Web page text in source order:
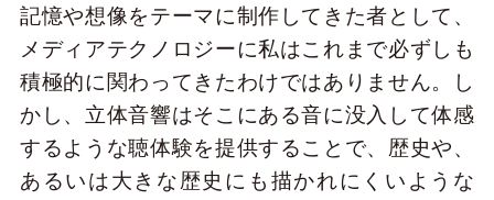
記憶や想像をテーマに制作してきた者として、
メディアテクノロジーに私はこれまで必ずしも
積極的に関わってきたわけではありません。し
かし、立体音響はそこにある音に没入して体感
するような聴体験を提供することで、歴史や、
あるいは大きな歴史にも描かれにくいような